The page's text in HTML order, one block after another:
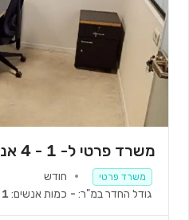
משרד פרטי ל- 1 - 4 אנשים
משרד פרטי
חודש
כמות אנשים:1 - 4 גודל החדר במ"ר: -